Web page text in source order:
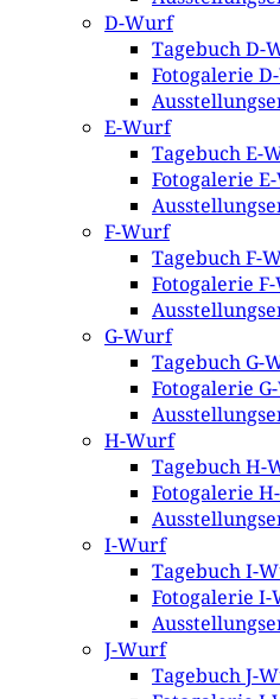
D-Wurf
Tagebuch D-
Fotogalerie
E-Wurf
Tagebuch E-
Fotogalerie
F-Wurf
Tagebuch F-
Fotogalerie
G-Wurf
Tagebuch G-
Fotogalerie
H-Wurf
Tagebuch H-
Fotogalerie
I-Wurf
Tagebuch I-
Fotogalerie
J-Wurf
Tagebuch J-